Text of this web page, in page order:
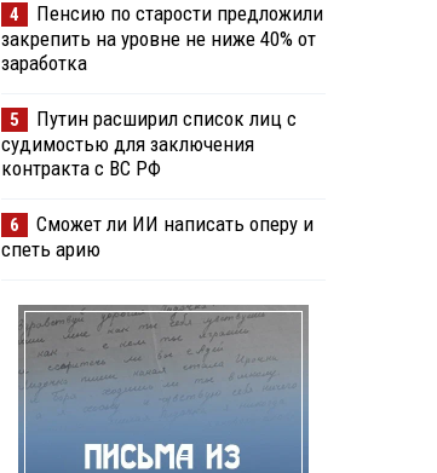
4
Пенсию по старости предложили
закрепить на уровне не ниже 40% от
заработка
5
Путин расширил список лиц с
судимостью для заключения
контракта с ВС РФ
6
Сможет ли ИИ написать оперу и
спеть арию